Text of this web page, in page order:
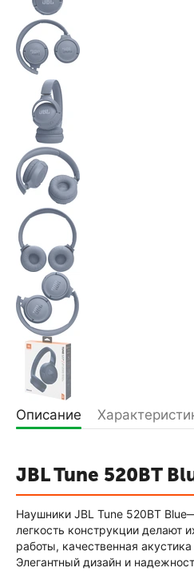
Описание
JBL Tune 520BT
Наушники JBL Tune 520BT
легкость конструкции делают
работы, качественная
Элегантный дизайн и